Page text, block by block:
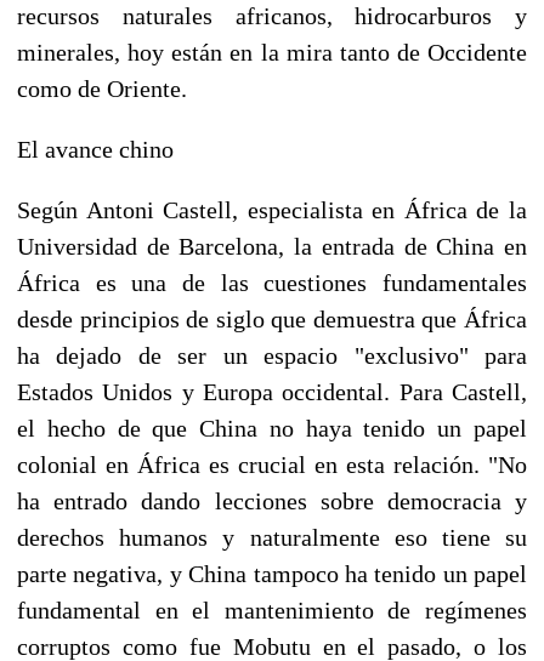
recursos naturales africanos, hidrocarburos y
minerales, hoy están en la mira tanto de Occidente
como de Oriente.
El avance chino
Según Antoni Castell, especialista en África de la
Universidad de Barcelona, la entrada de China en
África es una de las cuestiones fundamentales
desde principios de siglo que demuestra que África
ha dejado de ser un espacio "exclusivo" para
Estados Unidos y Europa occidental. Para Castell,
el hecho de que China no haya tenido un papel
colonial en África es crucial en esta relación. "No
ha entrado dando lecciones sobre democracia y
derechos humanos y naturalmente eso tiene su
parte negativa, y China tampoco ha tenido un papel
fundamental en el mantenimiento de regímenes
corruptos como fue Mobutu en el pasado, o los